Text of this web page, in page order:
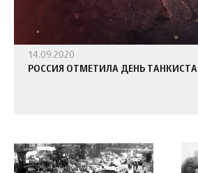
14.09.2020
РОССИЯ ОТМЕТИЛА ДЕНЬ ТАНКИСТА